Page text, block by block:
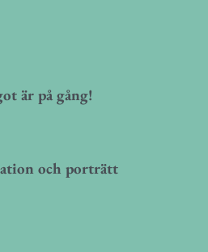
är på gång!
och porträtt